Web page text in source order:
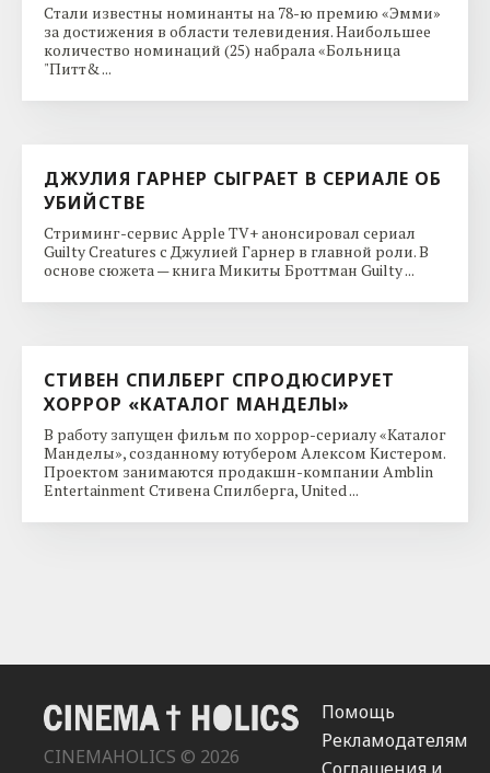
Стали известны номинанты на 78-ю премию «Эмми»
за достижения в области телевидения. Наибольшее
количество номинаций (25) набрала «Больница
"Питт& ...
ДЖУЛИЯ ГАРНЕР СЫГРАЕТ В СЕРИАЛЕ ОБ
УБИЙСТВЕ
Стриминг-сервис Apple TV+ анонсировал сериал
Guilty Creatures с Джулией Гарнер в главной роли. В
основе сюжета — книга Микиты Броттман Guilty ...
СТИВЕН СПИЛБЕРГ СПРОДЮСИРУЕТ
ХОРРОР «КАТАЛОГ МАНДЕЛЫ»
В работу запущен фильм по хоррор-сериалу «Каталог
Манделы», созданному ютубером Алексом Кистером.
Проектом занимаются продакшн-компании Amblin
Entertainment Стивена Спилберга, United ...
CINEMAHOLICS © 2026
Помощь
Рекламодателям